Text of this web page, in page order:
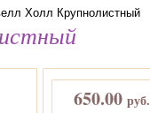
Холл Крупнолистный
650.00 руб.